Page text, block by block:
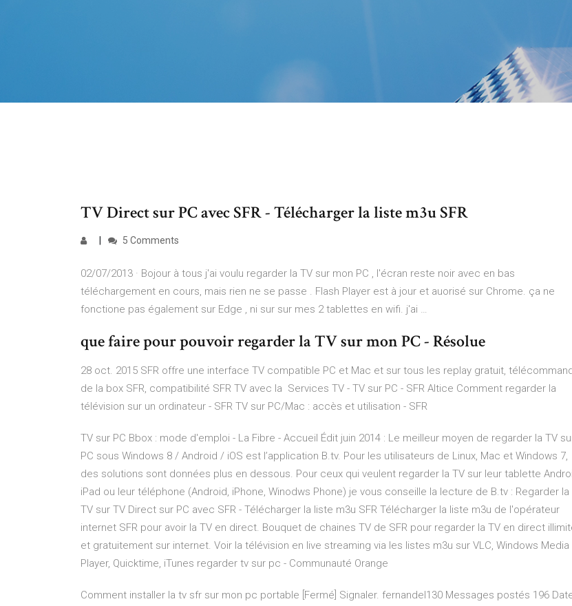
TV Direct sur PC avec SFR - Télécharger la liste m3u SFR
5 Comments
02/07/2013 · Bojour à tous j'ai voulu regarder la TV sur mon PC , l'écran reste noir avec en bas
téléchargement en cours, mais rien ne se passe . Flash Player est à jour et auorisé sur Chrome. ça ne
fonctione pas également sur Edge , ni sur sur mes 2 tablettes en wifi. j'ai …
que faire pour pouvoir regarder la TV sur mon PC - Résolue
28 oct. 2015 SFR offre une interface TV compatible PC et Mac et sur tous les replay gratuit,
de la box SFR, compatibilité SFR TV avec la Services TV - TV sur PC - SFR Altice Comment regarder la
télévision sur un ordinateur - SFR TV sur PC/Mac : accès et utilisation - SFR
TV sur PC Bbox : mode d'emploi - La Fibre - Accueil Édit juin 2014 : Le meilleur moyen de regarder la TV
PC sous Windows 8 / Android / iOS est l’application B.tv. Pour les utilisateurs de Linux, Mac et Windows 7,
des solutions sont données plus en dessous. Pour ceux qui veulent regarder la TV sur leur tablette
iPad ou leur téléphone (Android, iPhone, Winodws Phone) je vous conseille la lecture de B.tv : Regarder la
TV sur TV Direct sur PC avec SFR - Télécharger la liste m3u SFR Télécharger la liste m3u de l'opérateur
internet SFR pour avoir la TV en direct. Bouquet de chaines TV de SFR pour regarder la TV en direct
et gratuitement sur internet. Voir la télévision en live streaming via les listes m3u sur VLC, Windows Media
Player, Quicktime, iTunes regarder tv sur pc - Communauté Orange
Comment installer la tv sfr sur mon pc portable [Fermé] Signaler. fernandel130 Messages postés 196